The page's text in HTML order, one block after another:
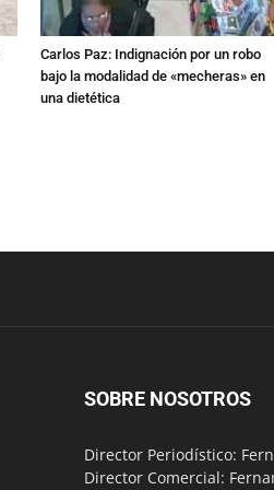
Carlos Paz: Indignación por un robo
bajo la modalidad de «mecheras» en
una dietética
SOBRE NOSOTROS
Director Periodístico:
Director Comercial: